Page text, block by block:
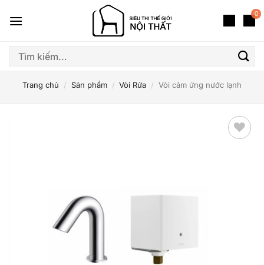
qua
dung
0
Tìm
Trang chủ / Sản phẩm / Vòi Rửa / Vòi cảm ứng nước lạnh